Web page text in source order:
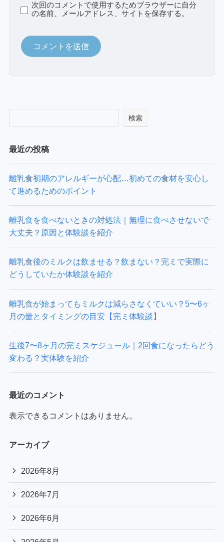
次回のコメントで使用するためブラウザーに自分
の名前、メールアドレス、サイトを保存する。
検索
最近の投稿
離乳食初期のアレルギーが心配…初めての食材を安心し
て進めるためのポイント
離乳食を食べないときの対処法｜無理に食べさせないで
大丈夫？原因と体験談を紹介
離乳食後のミルクは飲ませる？飲まない？完ミで実際に
どうしていたか体験談を紹介
離乳食が始まってもミルクは減らさなくていい？5〜6ヶ
月の量とタイミングの目安【完ミ体験談】
生後7〜8ヶ月の完ミスケジュール｜2回食になったらどう
変わる？実体験を紹介
最近のコメント
表示できるコメントはありません。
アーカイブ
2026年8月
2026年7月
2026年6月